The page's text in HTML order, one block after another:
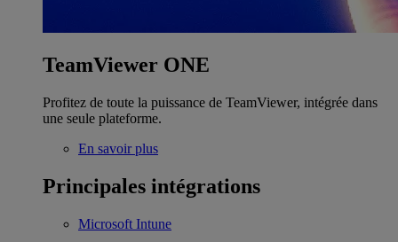
TeamViewer ONE
Profitez de toute la puissance de TeamViewer, intégrée dans
une seule plateforme.
En savoir plus
Principales intégrations
Microsoft Intune